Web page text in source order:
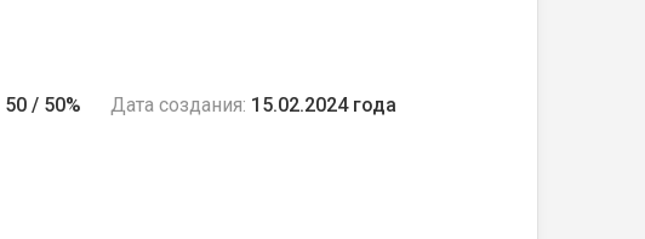
50 / 50% Дата создания: 15.02.2024 года